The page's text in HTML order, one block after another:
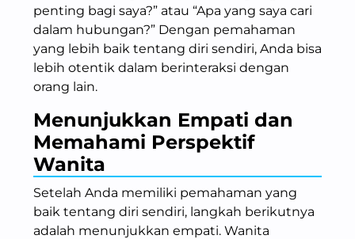
penting bagi saya?” atau “Apa yang saya cari
dalam hubungan?” Dengan pemahaman
yang lebih baik tentang diri sendiri, Anda bisa
lebih otentik dalam berinteraksi dengan
orang lain.
Menunjukkan Empati dan
Memahami Perspektif
Wanita
Setelah Anda memiliki pemahaman yang
baik tentang diri sendiri, langkah berikutnya
adalah menunjukkan empati. Wanita